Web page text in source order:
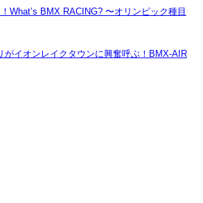
What’s BMX RACING? 〜オリンピック種目
がイオンレイクタウンに興奮呼ぶ！BMX-AIR